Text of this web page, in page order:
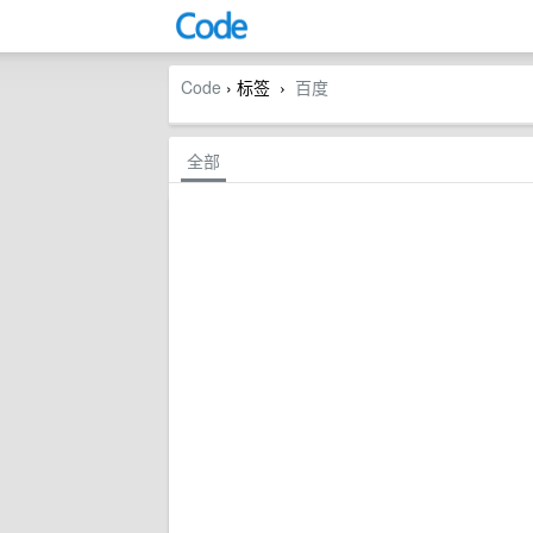
Code › 标签 › 百度
全部